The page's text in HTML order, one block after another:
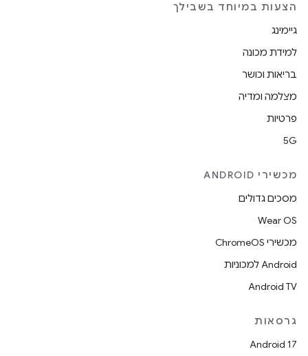
הצעות במיוחד בשבילך
גיימינג
למידת מכונה
בריאות וכושר
מצלמה ומדיה
פרטיות
5G
מכשירי ANDROID
מסכים גדולים
Wear OS
מכשירי ChromeOS
Android למכוניות
Android TV
גרסאות
Android 17